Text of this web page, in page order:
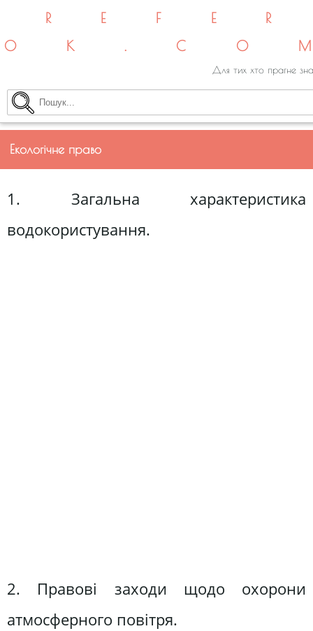
Для тих хто прагне
Екологічне право
1. Загальна характеристика
водокористування.
2. Правові заходи щодо охорони
атмосферного повітря.